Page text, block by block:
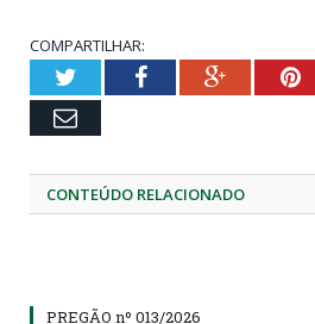
COMPARTILHAR:
TwitterFacebookGoogle+
Email
CONTEÚDO RELACIONADO
PREGÃO nº 013/2026